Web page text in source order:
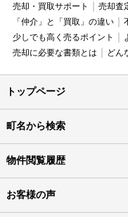
売却・買取サポート 売却査
「仲介」と「買取」の違い
少しでも高く売るポイント
売却に必要な書類とは
どん
トップページ
町名から検索
物件閲覧履歴
お客様の声